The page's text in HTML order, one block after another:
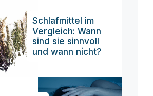
Schlafmittel im
Vergleich: Wann
sind sie sinnvoll
und wann nicht?